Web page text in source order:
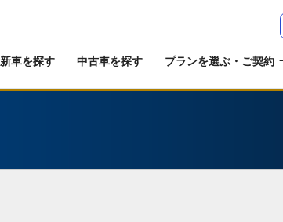
新車を探す 中古車を探す プランを選ぶ・ご契約